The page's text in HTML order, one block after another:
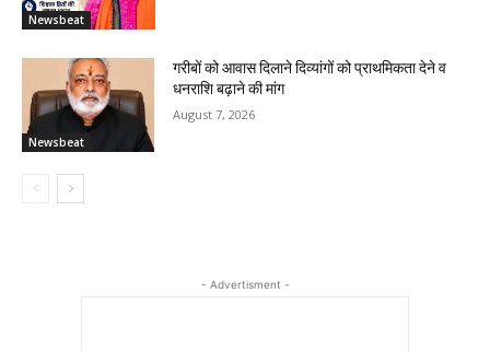
Newsbeat
Newsbeat
गरीबों को आवास दिलाने दिव्यांगों को प्राथमिकता देने व
धनराशि बढ़ाने की मांग
August 7, 2026
- Advertisment -